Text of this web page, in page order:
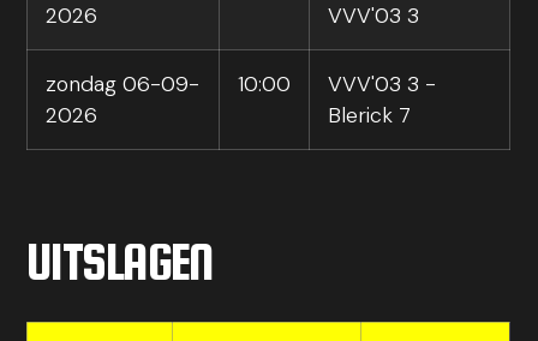
2026
VVV'03 3
zondag 06-09-
2026
10:00
VVV'03 3 -
Blerick 7
UITSLAGEN